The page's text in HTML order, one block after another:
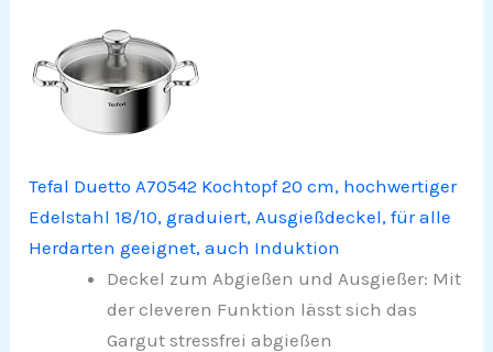
Tefal Duetto A70542 Kochtopf 20 cm, hochwertiger
Edelstahl 18/10, graduiert, Ausgießdeckel, für alle
Herdarten geeignet, auch Induktion
Deckel zum Abgießen und Ausgießer: Mit
der cleveren Funktion lässt sich das
Gargut stressfrei abgießen